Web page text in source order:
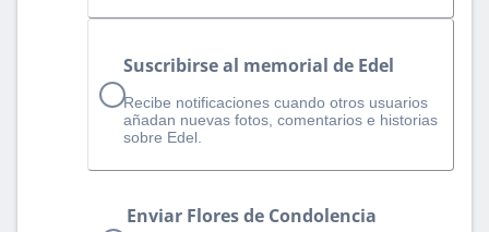
Suscribirse al memorial de Edel
Recibe notificaciones cuando otros usuarios
añadan nuevas fotos, comentarios e historias
sobre Edel.
Enviar Flores de Condolencia